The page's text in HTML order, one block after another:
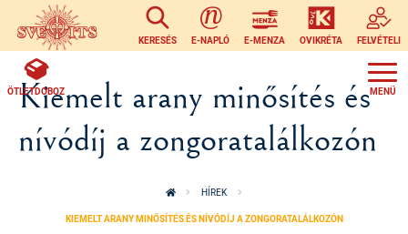
Ugrás a tartalomra
KERESÉS E-NAPLÓ E-MENZA OVIKRÉTA FELVÉTELI
ÖTLETDOBOZ
Kiemelt arany minősítés és
nívódíj a zongoratalálkozón
HÍREK
KIEMELT ARANY MINŐSÍTÉS ÉS NÍVÓDÍJ A ZONGORATALÁLKOZÓN